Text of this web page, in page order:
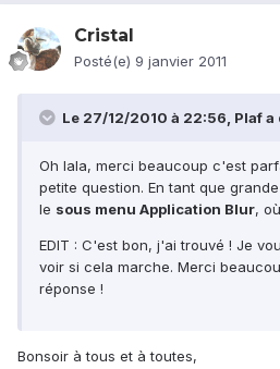
Cristal
Posté(e) 9 janvier 2011
Le 27/12/2010 à 22:56, Plaf a
Oh lala, merci beaucoup c'est
petite question. En tant que
le sous menu Application Blur,
EDIT : C'est bon, j'ai trouvé ! Je
voir si cela marche. Merci
réponse !
Bonsoir à tous et à toutes,